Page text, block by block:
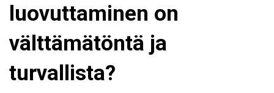
luovuttaminen on
välttämätöntä ja
turvallista?